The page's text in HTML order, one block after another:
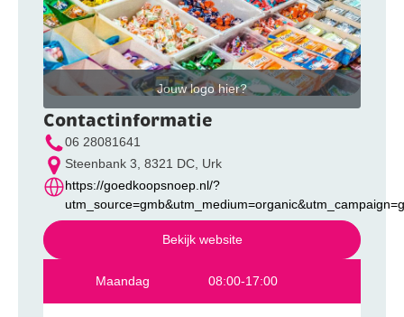
Jouw logo hier?
Contactinformatie
06 28081641
Steenbank 3, 8321 DC, Urk
https://goedkoopsnoep.nl/?
Bekijk website
Maandag 08:00-17:00